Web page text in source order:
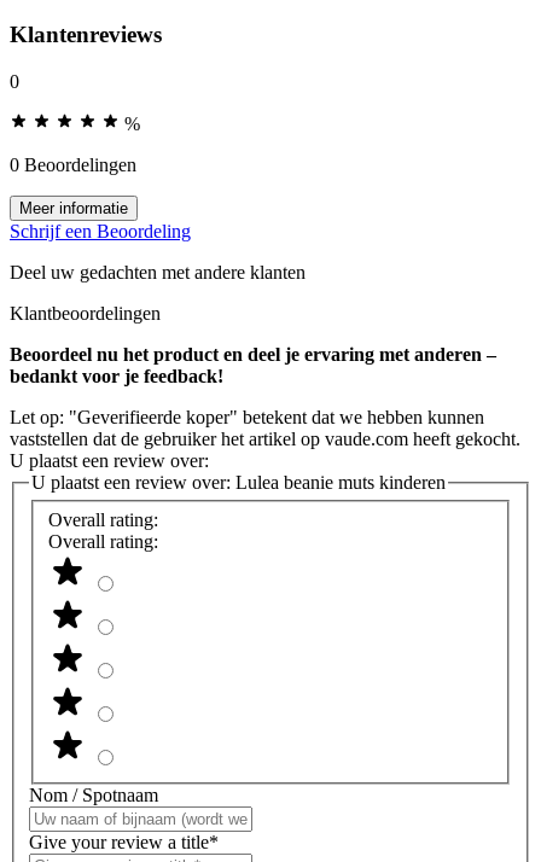
Klantenreviews
0
%
0 Beoordelingen
Meer informatie
Schrijf een Beoordeling
Deel uw gedachten met andere klanten
Klantbeoordelingen
Beoordeel nu het product en deel je ervaring met anderen –
bedankt voor je feedback!
Let op: "Geverifieerde koper" betekent dat we hebben kunnen
vaststellen dat de gebruiker het artikel op vaude.com heeft gekocht.
U plaatst een review over:
U plaatst een review over: Lulea beanie muts kinderen
Overall rating:
Overall rating:
Nom / Spotnaam
Give your review a title*